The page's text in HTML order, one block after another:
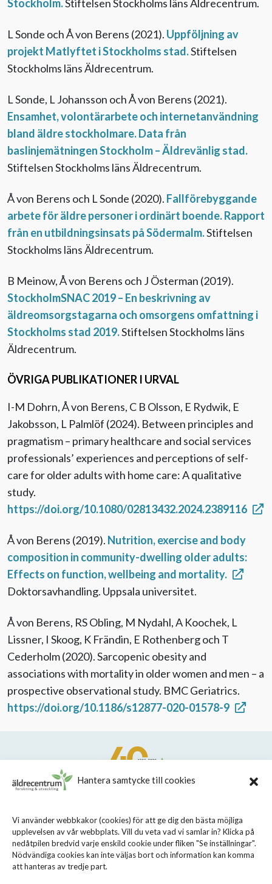
Hantera samtycke till cookies
Vi använder webbkakor (cookies) för att ge dig den bästa möjliga
upplevelsen av vår webbplats. Vill du veta vad vi samlar in? Klicka på
nedåtpilen bredvid varje enskild cookie under fliken "Se inställningar".
Nödvändiga cookies kan inte väljas bort och information kan komma
att hanteras av tredje part.
Stockholm.Stiftelsen Stockholms läns Äldrecentrum.
L Sonde och Å von Berens (2021). Uppföljning av
projekt Matlyftet i Stockholms stad.Stiftelsen
Stockholms läns Äldrecentrum.
L Sonde, L Johansson och Å von Berens (2021).
Ensamhet, volontärarbete och internetanvändning
bland äldre stockholmare. Data från
baslinjemätningen Stockholm – Äldrevänlig stad.
Stiftelsen Stockholms läns Äldrecentrum.
Å von Berens och L Sonde (2020). Fallförebyggande
arbete för äldre personer i ordinärt boende. Rapport
från en utbildningsinsats på Södermalm.Stiftelsen
Stockholms läns Äldrecentrum.
B Meinow, Å von Berens och J Österman (2019).
StockholmSNAC 2019 – En beskrivning av
äldreomsorgstagarna och omsorgens omfattning i
Stockholms stad 2019.Stiftelsen Stockholms läns
Äldrecentrum.
ÖVRIGA PUBLIKATIONER I URVAL
I-M Dohrn, Å von Berens, C B Olsson, E Rydwik, E
Jakobsson, L Palmlöf (2024). Between principles and
pragmatism – primary healthcare and social services
professionals’ experiences and perceptions of self-
care for older adults with home care: A qualitative
study.
https://doi.org/10.1080/02813432.2024.2389116
Å von Berens (2019). Nutrition, exercise and body
composition in community-dwelling older adults:
Effects on function, wellbeing and mortality.
Doktorsavhandling. Uppsala universitet.
Å von Berens, RS Obling, M Nydahl, A Koochek, L
Lissner, I Skoog, K Frändin, E Rothenberg och T
Cederholm (2020). Sarcopenic obesity and
associations with mortality in older women and men – a
prospective observational study. BMC Geriatrics.
https://doi.org/10.1186/s12877-020-01578-9
Sveavägen 155, 113 46 Stockholm
08 - 690 58 00
info@aldrecentrum.se